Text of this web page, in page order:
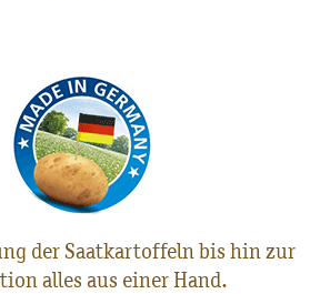
der Saatkartoffeln bis hin zur
alles aus einer Hand.